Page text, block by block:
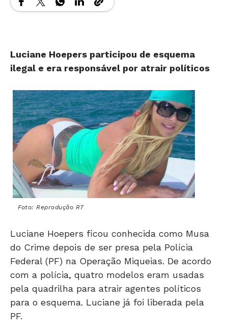
Luciane Hoepers participou de esquema
ilegal e era responsável por atrair políticos
Foto: Reprodução R7
Luciane Hoepers ficou conhecida como Musa
do Crime depois de ser presa pela Polícia
Federal (PF) na Operação Miqueias. De acordo
com a polícia, quatro modelos eram usadas
pela quadrilha para atrair agentes políticos
para o esquema. Luciane já foi liberada pela
PF.